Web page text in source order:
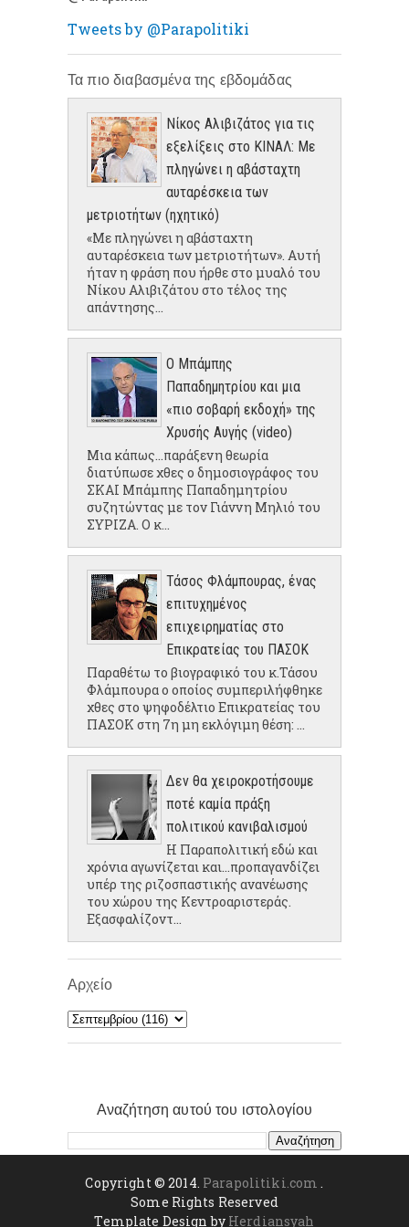
Tweets by @Parapolitiki
Τα πιο διαβασμένα της εβδομάδας
Νίκος Αλιβιζάτος για τις
εξελίξεις στο ΚΙΝΑΛ: Με
πληγώνει η αβάσταχτη
αυταρέσκεια των
μετριοτήτων (ηχητικό)
«Με πληγώνει η αβάσταχτη
αυταρέσκεια των μετριοτήτων». Αυτή
ήταν η φράση που ήρθε στο μυαλό του
Νίκου Αλιβιζάτου στο τέλος της
απάντησης...
Ο Μπάμπης
Παπαδημητρίου και μια
«πιο σοβαρή εκδοχή» της
Χρυσής Αυγής (video)
Μια κάπως...παράξενη θεωρία
διατύπωσε χθες ο δημοσιογράφος του
ΣΚΑΙ Μπάμπης Παπαδημητρίου
συζητώντας με τον Γιάννη Μηλιό του
ΣΥΡΙΖΑ. Ο κ...
Τάσος Φλάμπουρας, ένας
επιτυχημένος
επιχειρηματίας στο
Επικρατείας του ΠΑΣΟΚ
Παραθέτω το βιογραφικό του κ.Τάσου
Φλάμπουρα ο οποίος συμπεριλήφθηκε
χθες στο ψηφοδέλτιο Επικρατείας του
ΠΑΣΟΚ στη 7η μη εκλόγιμη θέση: ...
Δεν θα χειροκροτήσουμε
ποτέ καμία πράξη
πολιτικού κανιβαλισμού
Η Παραπολιτική εδώ και
χρόνια αγωνίζεται και...προπαγανδίζει
υπέρ της ριζοσπαστικής ανανέωσης
του χώρου της Κεντροαριστεράς.
Εξασφαλίζοντ...
Αρχείο
Αναζήτηση αυτού του ιστολογίου
Copyright © 2014. Parapolitiki.com .
Some Rights Reserved
Template Design by Herdiansyah